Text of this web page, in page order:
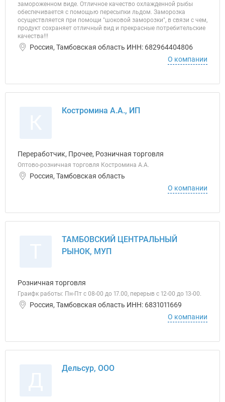
замороженном виде. Отличное качество охлажденной рыбы
обеспечивается с помощью пересыпки льдом. Заморозка
осуществляется при помощи "шоковой заморозки", в связи с чем,
продукт сохраняет отличный вид и прекрасные потребительские
качества!!!
Россия, Тамбовская область ИНН: 682964404806
О компании
Костромина А.А., ИП
Переработчик, Прочее, Розничная торговля
Оптово-розничная торговля Костромина А.А.
Россия, Тамбовская область
О компании
ТАМБОВСКИЙ ЦЕНТРАЛЬНЫЙ
РЫНОК, МУП
Розничная торговля
Граифк работы: Пн-Пт с 08-00 до 17.00, перерыв с 12-00 до 13-00.
Россия, Тамбовская область ИНН: 6831011669
О компании
Дельсур, ООО